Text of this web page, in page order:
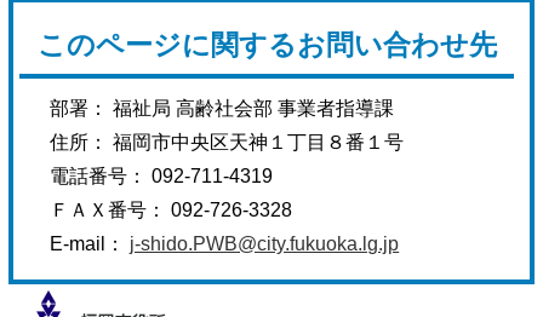
このページに関するお問い合わせ先
部署： 福祉局 高齢社会部 事業者指導課
住所： 福岡市中央区天神１丁目８番１号
電話番号： 092-711-4319
ＦＡＸ番号： 092-726-3328
E-mail： j-shido.PWB@city.fukuoka.lg.jp